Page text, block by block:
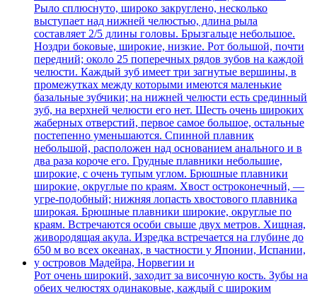
Рот очень широкий, заходит за височную кость. Зубы на
обеих челюстях одинаковые, каждый с широким